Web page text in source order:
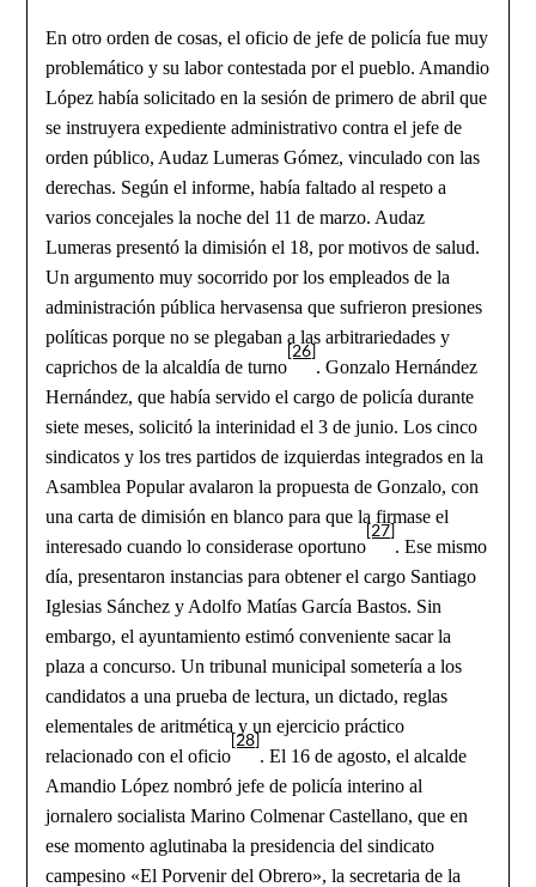
En otro orden de cosas, el oficio de jefe de policía fue muy
problemático y su labor contestada por el pueblo. Amandio
López había solicitado en la sesión de primero de abril que
se instruyera expediente administrativo contra el jefe de
orden público, Audaz Lumeras Gómez, vinculado con las
derechas. Según el informe, había faltado al respeto a
varios concejales la noche del 11 de marzo. Audaz
Lumeras presentó la dimisión el 18, por motivos de salud.
Un argumento muy socorrido por los empleados de la
administración pública hervasensa que sufrieron presiones
políticas porque no se plegaban a las arbitrariedades y
caprichos de la alcaldía de turno
[26]
. Gonzalo Hernández
Hernández, que había servido el cargo de policía durante
siete meses, solicitó la interinidad el 3 de junio. Los cinco
sindicatos y los tres partidos de izquierdas integrados en la
Asamblea Popular avalaron la propuesta de Gonzalo, con
una carta de dimisión en blanco para que la firmase el
interesado cuando lo considerase oportuno
[27]
. Ese mismo
día, presentaron instancias para obtener el cargo Santiago
Iglesias Sánchez y Adolfo Matías García Bastos. Sin
embargo, el ayuntamiento estimó conveniente sacar la
plaza a concurso. Un tribunal municipal sometería a los
candidatos a una prueba de lectura, un dictado, reglas
elementales de aritmética y un ejercicio práctico
relacionado con el oficio
[28]
. El 16 de agosto, el alcalde
Amandio López nombró jefe de policía interino al
jornalero socialista Marino Colmenar Castellano, que en
ese momento aglutinaba la presidencia del sindicato
campesino «El Porvenir del Obrero», la secretaria de la